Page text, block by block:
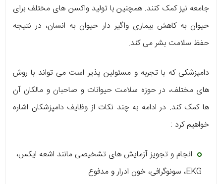
جامعه نیز کمک کنند. همچنین با تولید واکسن های مختلف برای
حیوان به کاهش بیماری واگیر دار حیوان به انسان، در نتیجه
حفظ سلامت بشر می کند.
دامپزشکی که با تجربه و مسئولین پذیر است می تواند با روش
های مختلف، در حوزه سلامت حیوانات و صاحبان و مالکان آن
ها کمک کند. در ادامه به چند نکات از وظایف دامپزشکان اشاره
خواهیم کرد :
انجام و تجویز آزمایش های تشخیصی مانند اشعه ایکس،
EKG، سونوگرافی، خون ادرار و مدفوع